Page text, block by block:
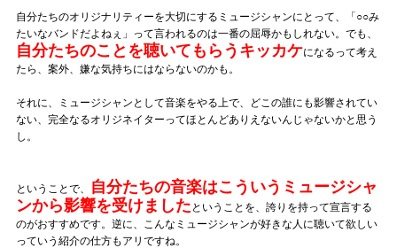
自分たちのオリジナリティーを大切にするミュージシャンにとって、「○○み
たいなバンドだよねぇ」って言われるのは一番の屈辱かもしれない。でも、
自分たちのことを聴いてもらうキッカケになるって考え
たら、案外、嫌な気持ちにはならないのかも。
それに、ミュージシャンとして音楽をやる上で、どこの誰にも影響されてい
ない、完全なるオリジネイターってほとんどありえないんじゃないかと思う
し。
ということで、
自分たちの音楽はこういうミュージシャ
ンから影響を受けました ということを、誇りを持って宣言する
のがおすすめです。逆に、こんなミュージシャンが好きな人に聴いて欲しい
っていう紹介の仕方もアリですね。